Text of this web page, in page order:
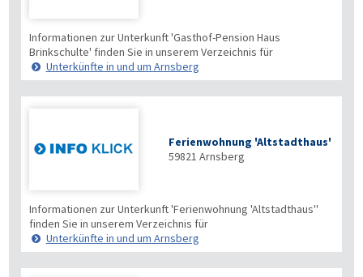
Informationen zur Unterkunft 'Gasthof-Pension Haus
Brinkschulte' finden Sie in unserem Verzeichnis für
Unterkünfte in und um Arnsberg
Ferienwohnung 'Altstadthaus'
59821 Arnsberg
Informationen zur Unterkunft 'Ferienwohnung 'Altstadthaus''
finden Sie in unserem Verzeichnis für
Unterkünfte in und um Arnsberg